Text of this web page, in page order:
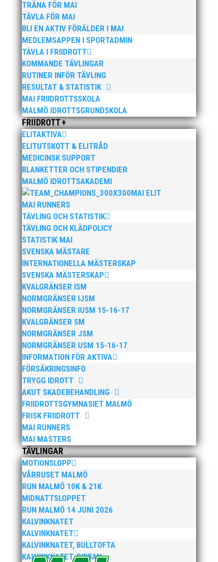
TRÄNA FÖR MAI
TÄVLA FÖR MAI
BLI EN AKTIV FÖRÄLDER I MAI
MEDLEMSAPPEN I SPORTADMIN
TÄVLA I FRIIDROTT
KOMMANDE TÄVLINGAR
RUTINER INFÖR TÄVLING
RESULTAT & STATISTIK
MAI FRIIDROTTSSKOLA
MALMÖ IDROTTSGRUNDSKOLA
FRIIDROTT +
ELITAKTIVA
ELITUTSKOTT & ELITRÅD
MEDICINSK SUPPORT
BLANKETTER OCH STIPENDIER
MALMÖ IDROTTSAKADEMI
MAI ELIT
MAI RUNNERS
TÄVLING OCH STATISTIK
TÄVLING OCH KLÄDPOLICY
STATISTIK MAI
SVENSKA MÄSTARE
INTERNATIONELLA MÄSTERSKAP
SVENSKA MÄSTERSKAP
KVALGRÄNSER ISM
NORMGRÄNSER IJSM
NORMGRÄNSER IUSM 15-16-17
KVALGRÄNSER SM
NORMGRÄNSER JSM
NORMGRÄNSER USM 15-16-17
INFORMATION FÖR AKTIVA
FÖRSÄKRINGSINFO
TRYGG IDROTT
AKUT SKADEBEHANDLING
FRIIDROTTSGYMNASIET MALMÖ
FRISK FRIIDROTT
MAI RUNNERS
MAI MASTERS
TÄVLINGAR
MOTIONSLOPP
VÅRRUSET MALMÖ
RUN MALMÖ 10K & 21K
MIDNATTSLOPPET
RUN MALMÖ 14 JUNI 2026
KALVINKNATET
KALVINKNATET
KALVINKNATET, BULLTOFTA
KALVINKNATET, RIBBAN
försöket)
Rebecka Krüeger F13: guld-stav (3.30=nytt
klubbrekord), silver-kula (13.92=nytt klubbrekord)
och brons-tresteg
Victoria Quainoo F14: silver-kula (11.89=nytt
klubbrekord)
Celina Johannsen F14: brons-stav
Publicerat tidigare
Bilder från Stafett-SM 2026. Foto: Thomas
Leandersson Fler bilder från MAI:s Årsmöte
2026
Anders Hallström, 55, blir ny klubbchef i MAI.
Han börjar sin anställning den 13 april. Anders
har ett brett idrottsintresse och har bland
annat fungerat som tränare inom hockeyn i
Trelleborg och fotbollen i Höllviken tidigare. I
fortsättningen blir det dock friidrott...